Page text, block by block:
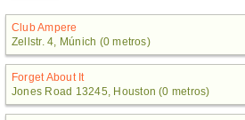
Club Ampere
Zellstr. 4, Múnich (0 metros)
Forget About It
Jones Road 13245, Houston (0 metros)